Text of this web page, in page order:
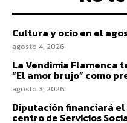
Cultura y ocio en el
agosto 4, 2026
La Vendimia Flamenca
“El amor brujo” como
agosto 3, 2026
Diputación financiará
centro de Servicios